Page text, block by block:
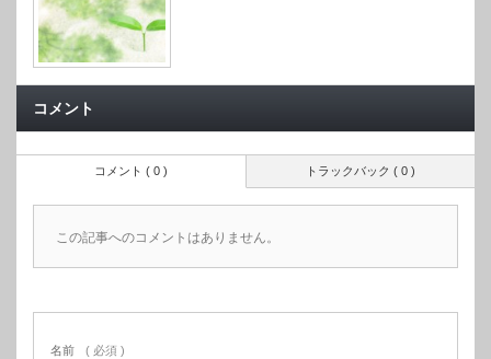
コメント
トラックバック ( 0 )
コメント ( 0 )
この記事へのコメントはありません。
名前 ( 必須 )